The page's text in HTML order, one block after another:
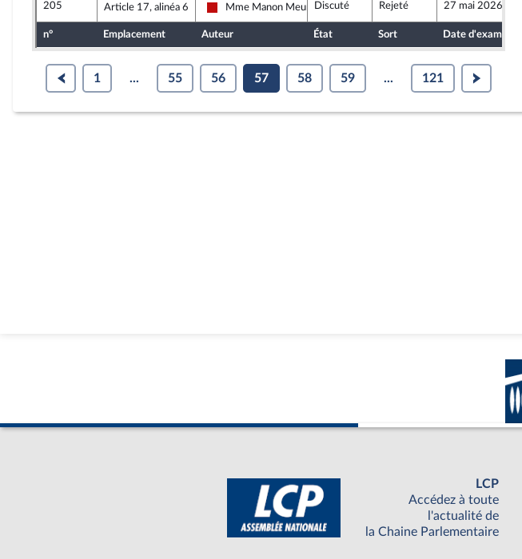
205 Article 17, alinéa 6
La France insoumise - Nouveau Front Populaire
Mme Manon MeunierDiscuté Rejeté 27 mai 2026
n° Emplacement Auteur État Sort Date d'examen
1 ... 55 56 57 58 59 ... 121
LCP
Accédez à toute
l'actualité de
la Chaine Parlementaire